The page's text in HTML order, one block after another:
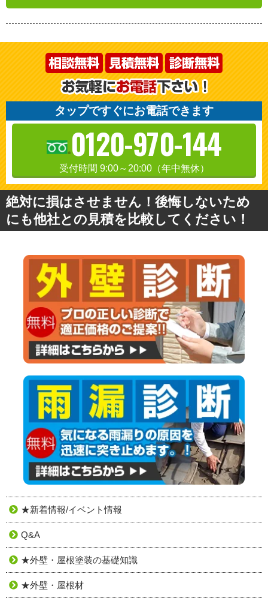
タップですぐにお電話できます
0120-970-144
受付時間 9:00～20:00（年中無休）
絶対に損はさせません！後悔しないため
にも他社との見積を比較してください！
★新着情報/イベント情報
Q&A
★外壁・屋根塗装の基礎知識
★外壁・屋根材